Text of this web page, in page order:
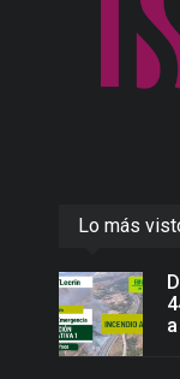
Lo más